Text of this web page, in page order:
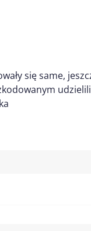
się same,